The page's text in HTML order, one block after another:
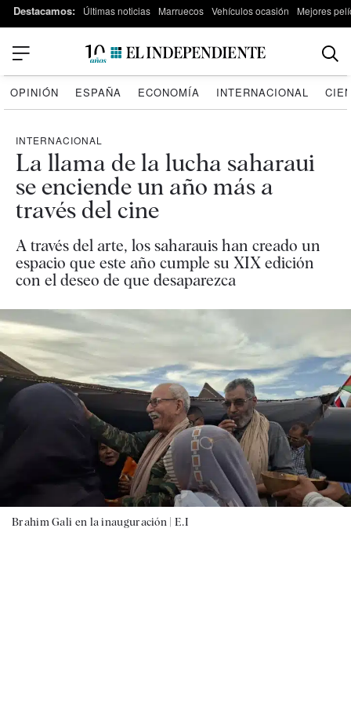
Destacamos: Últimas noticias Marruecos Vehículos ocasión Mejores
OPINIÓN ESPAÑA ECONOMÍA INTERNACIONAL
INTERNACIONAL
La llama de la lucha saharaui
se enciende un año más a
través del cine
A través del arte, los saharauis han creado un
espacio que este año cumple su XIX edición
con el deseo de que desaparezca
Brahim Gali en la inauguración | E.I